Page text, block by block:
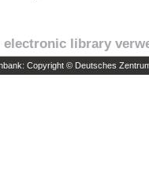
electronic library
Copyright © Deutsches